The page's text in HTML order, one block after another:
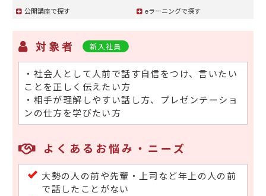
公開講座で探す
eラーニングで探す
対象者 新入社員
・社会人として人前で話す自信をつけ、言いたい
ことを正しく伝えたい方
・相手が理解しやすい話し方、プレゼンテーショ
ンの仕方を学びたい方
よくあるお悩み・ニーズ
大勢の人の前や先輩・上司など年上の人の前
で話したことがない